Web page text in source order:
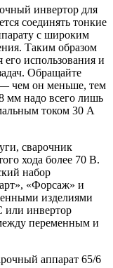
инвертор для
соединять тонкие
с широким
Таким образом
использования и
Обращайте
чем он меньше, тем
мм надо всего лишь
током 30 А
сварочник
хода более 70 В.
набор
«Форсаж» и
изделиями
или инвертор
переменным и